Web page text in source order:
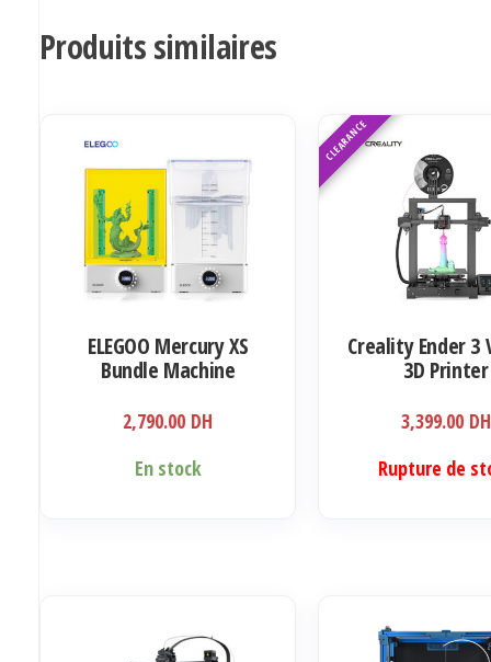
Produits similaires
ELEGOO Mercury XS
Bundle Machine
2,790.00 DH
En stock
CLEARANCE
Creality Ender 3
3D Printer
3,399.00 DH
Rupture de